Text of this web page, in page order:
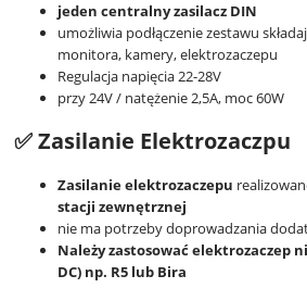
jeden centralny zasilacz DIN
umożliwia podłączenie zestawu
monitora, kamery, elektrozaczepu
Regulacja napięcia 22-28V
przy 24V / natężenie 2,5A, moc 60W
✅Zasilanie Elektrozaczpu
Zasilanie elektrozaczepu
stacji zewnętrznej
nie ma potrzeby doprowadzania
Należy zastosować elektrozaczep
DC) np. R5 lub Bira